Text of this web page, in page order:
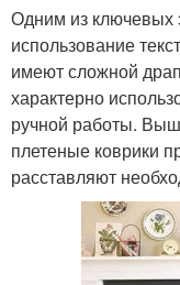
Одним из ключевых
использование
имеют сложной
характерно
ручной работы.
плетеные коврики
расставляют